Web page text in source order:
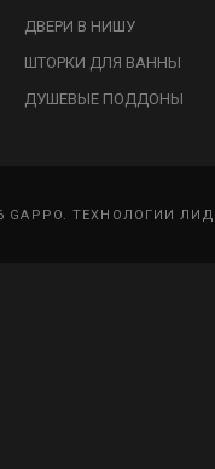
ДВЕРИ В НИШУ
ШТОРКИ ДЛЯ ВАННЫ
ДУШЕВЫЕ ПОДДОНЫ
GAPPO. ТЕХНОЛОГИИ